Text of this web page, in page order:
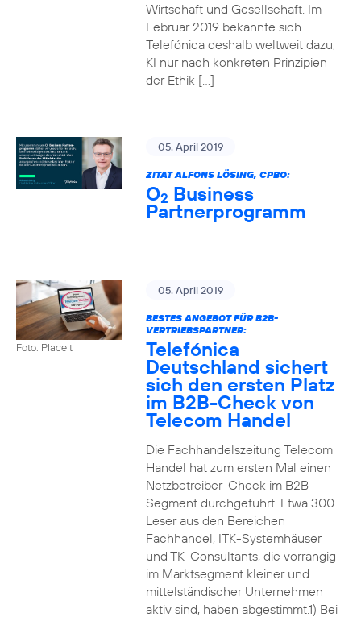
Wirtschaft und Gesellschaft. Im
Februar 2019 bekannte sich
Telefónica deshalb weltweit dazu,
KI nur nach konkreten Prinzipien
der Ethik […]
05. April 2019
ZITAT ALFONS LÖSING, CPBO:
O2 Business
Partnerprogramm
Foto: PlaceIt
05. April 2019
BESTES ANGEBOT FÜR B2B-
VERTRIEBSPARTNER:
Telefónica
Deutschland sichert
sich den ersten Platz
im B2B-Check von
Telecom Handel
Die Fachhandelszeitung Telecom
Handel hat zum ersten Mal einen
Netzbetreiber-Check im B2B-
Segment durchgeführt. Etwa 300
Leser aus den Bereichen
Fachhandel, ITK-Systemhäuser
und TK-Consultants, die vorrangig
im Marktsegment kleiner und
mittelständischer Unternehmen
aktiv sind, haben abgestimmt.1) Bei